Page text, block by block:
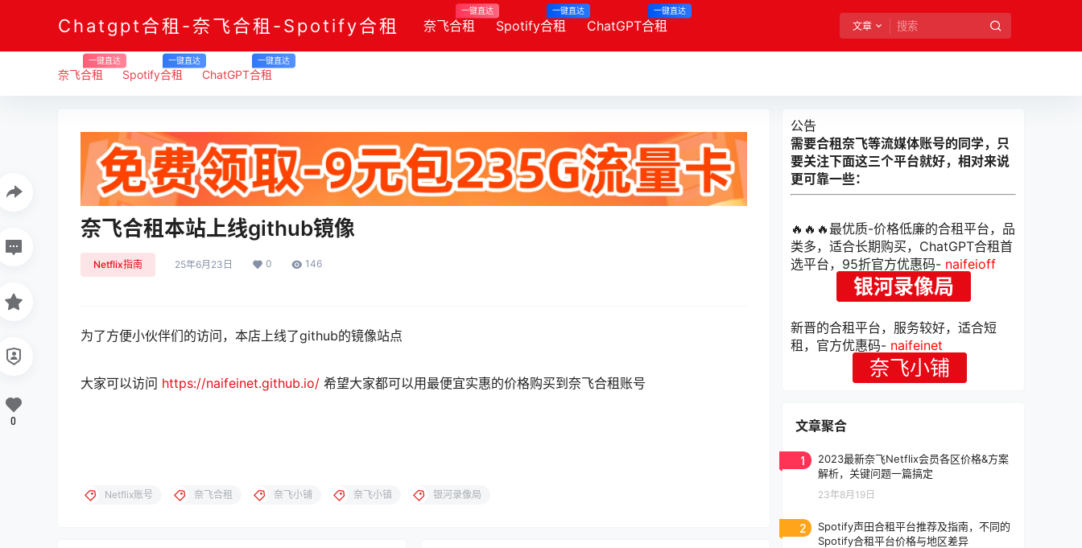
Chatgpt合租-奈飞合租-Spotify合租 奈飞合租
一键直达
Spotify合租
一键直达
ChatGPT合租
一键直达
文章
奈飞合租
一键直达
Spotify合租
一键直达
ChatGPT合租
一键直达
奈飞合租本站上线github镜像
Netflix指南 25年6月23日 0 146
为了方便小伙伴们的访问，本店上线了github的镜像站点
大家可以访问 https://naifeinet.github.io/ 希望大家都可以用最便宜实惠的价格购买到奈飞合租账号
0
Netflix账号 奈飞合租 奈飞小铺 奈飞小镇 银河录像局
公告
需要合租奈飞等流媒体账号的同学，只
要关注下面这三个平台就好，相对来说
更可靠一些：
🔥🔥🔥最优质-价格低廉的合租平台，品
类多，适合长期购买，ChatGPT合租首
选平台，95折官方优惠码- naifeioff
银河录像局
新晋的合租平台，服务较好，适合短
租，官方优惠码- naifeinet
奈飞小铺
文章聚合
1
2023最新奈飞Netflix会员各区价格&方案
解析，关键问题一篇搞定
23年8月19日
2
Spotify声田合租平台推荐及指南，不同的
Spotify合租平台价格与地区差异